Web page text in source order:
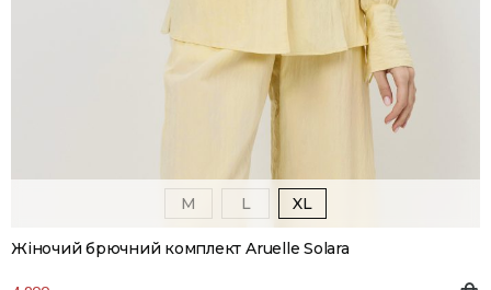
M L XL
Жіночий брючний комплект Aruelle Solara